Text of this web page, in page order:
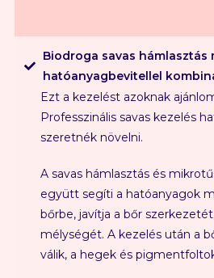
Biodroga savas hámlasztás
hatóanyagbevitellel
Ezt a kezelést azoknak
Professzinális savas kezelés
szeretnék növelni.
A savas hámlasztás és
együtt segíti a hatóanyagok
bőrbe, javítja a bőr
mélységét. A kezelés után a
válik, a hegek és